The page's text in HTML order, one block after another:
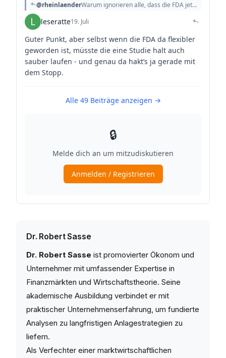
Dr. Robert Sasse
Dr. Robert Sasse ist promovierter Ökonom und
Unternehmer mit umfassender Expertise in
Finanzmärkten und Wirtschaftstheorie. Seine
akademische Ausbildung verbindet er mit
praktischer Unternehmenserfahrung, um fundierte
Analysen zu langfristigen Anlagestrategien zu
liefern.
Als Verfechter einer marktwirtschaftlichen